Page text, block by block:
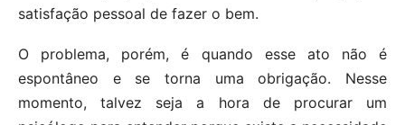
satisfação pessoal de fazer o bem.
O problema, porém, é quando esse ato não é
espontâneo e se torna uma obrigação. Nesse
momento, talvez seja a hora de procurar um